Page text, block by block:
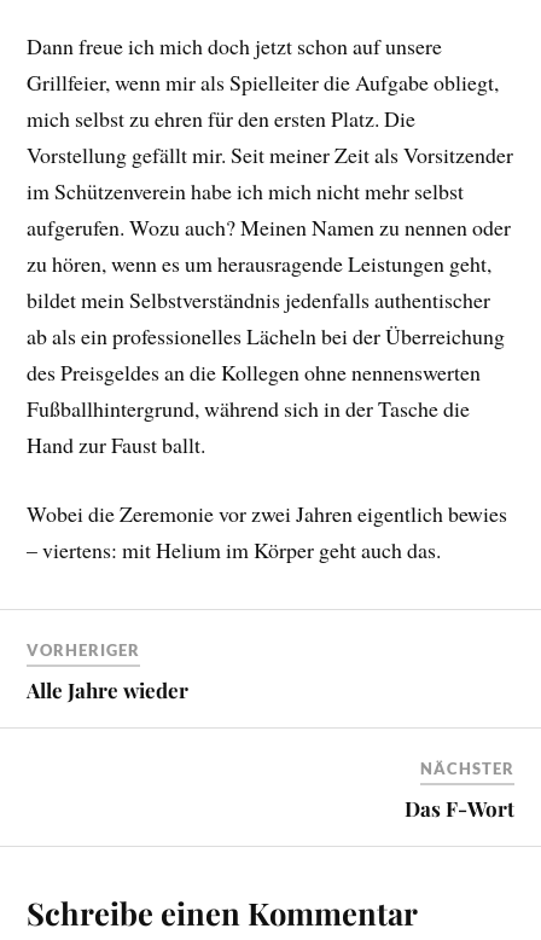
Dann freue ich mich doch jetzt schon auf unsere
Grillfeier, wenn mir als Spielleiter die Aufgabe obliegt,
mich selbst zu ehren für den ersten Platz. Die
Vorstellung gefällt mir. Seit meiner Zeit als Vorsitzender
im Schützenverein habe ich mich nicht mehr selbst
aufgerufen. Wozu auch? Meinen Namen zu nennen oder
zu hören, wenn es um herausragende Leistungen geht,
bildet mein Selbstverständnis jedenfalls authentischer
ab als ein professionelles Lächeln bei der Überreichung
des Preisgeldes an die Kollegen ohne nennenswerten
Fußballhintergrund, während sich in der Tasche die
Hand zur Faust ballt.
Wobei die Zeremonie vor zwei Jahren eigentlich bewies
– viertens: mit Helium im Körper geht auch das.
VORHERIGER
Alle Jahre wieder
NÄCHSTER
Das F-Wort
Schreibe einen Kommentar